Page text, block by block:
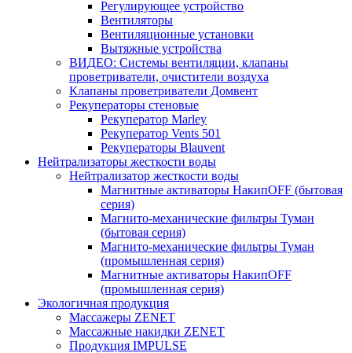
Регулирующее устройство
Вентиляторы
Вентиляционные установки
Вытяжные устройства
ВИДЕО: Системы вентиляции, клапаны
проветриватели, очистители воздуха
Клапаны проветриватели Домвент
Рекуператоры стеновые
Рекуператор Marley
Рекуператор Vents 501
Рекуператоры Blauvent
Нейтрализаторы жесткости воды
Нейтрализатор жесткости воды
Магнитные активаторы НакипOFF (бытовая
серия)
Магнито-механические фильтры Туман
(бытовая серия)
Магнито-механические фильтры Туман
(промышленная серия)
Магнитные активаторы НакипOFF
(промышленная серия)
Экологичная продукция
Массажеры ZENET
Массажные накидки ZENET
Продукция IMPULSE